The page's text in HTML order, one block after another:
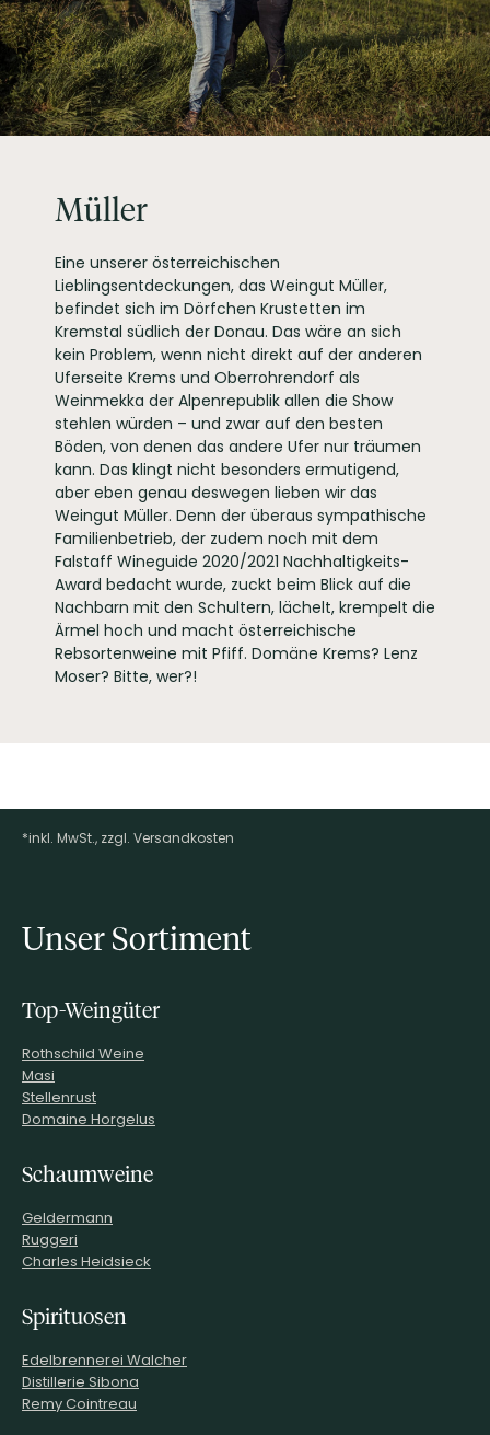
Müller
Eine unserer österreichischen
Lieblingsentdeckungen, das Weingut Müller,
befindet sich im Dörfchen Krustetten im
Kremstal südlich der Donau. Das wäre an sich
kein Problem, wenn nicht direkt auf der anderen
Uferseite Krems und Oberrohrendorf als
Weinmekka der Alpenrepublik allen die Show
stehlen würden – und zwar auf den besten
Böden, von denen das andere Ufer nur träumen
kann. Das klingt nicht besonders ermutigend,
aber eben genau deswegen lieben wir das
Weingut Müller. Denn der überaus sympathische
Familienbetrieb, der zudem noch mit dem
Falstaff Wineguide 2020/2021 Nachhaltigkeits-
Award bedacht wurde, zuckt beim Blick auf die
Nachbarn mit den Schultern, lächelt, krempelt die
Ärmel hoch und macht österreichische
Rebsortenweine mit Pfiff. Domäne Krems? Lenz
Moser? Bitte, wer?!
Footer-Menü
*inkl. MwSt., zzgl. Versandkosten
Unser Sortiment
Top-Weingüter
Rothschild Weine
Masi
Stellenrust
Domaine Horgelus
Schaumweine
Geldermann
Ruggeri
Charles Heidsieck
Spirituosen
Edelbrennerei Walcher
Distillerie Sibona
Remy Cointreau